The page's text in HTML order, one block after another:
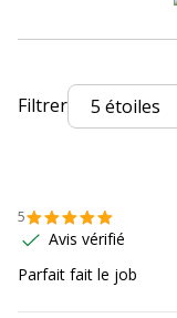
Filtrer
5
Avis vérifié
Parfait fait le job